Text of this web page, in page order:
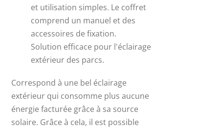
et utilisation simples. Le coffret
comprend un manuel et des
accessoires de fixation.
Solution efficace pour l'éclairage
extérieur des parcs.
Correspond à une bel éclairage
extérieur qui consomme plus aucune
énergie facturée grâce à sa source
solaire. Grâce à cela, il est possible